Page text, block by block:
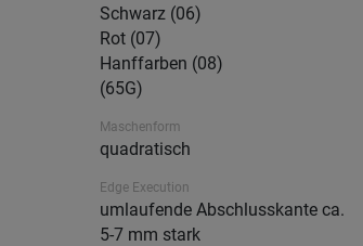
Schwarz (06)
Rot (07)
Hanffarben (08)
(65G)
Maschenform
quadratisch
Edge Execution
umlaufende Abschlusskante ca.
5-7 mm stark